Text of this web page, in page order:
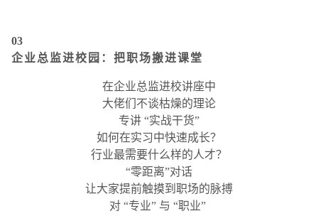
03
企业总监进校园：把职场搬进课堂
在企业总监进校讲座中
大佬们不谈枯燥的理论
专讲 “实战干货”
如何在实习中快速成长？
行业最需要什么样的人才？
“零距离”对话
让大家提前触摸到职场的脉搏
对 “专业” 与 “职业”